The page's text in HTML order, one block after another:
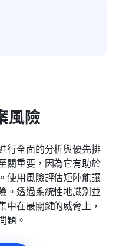
風險
行全面的分析與優先排
關重要，因為它有助於
使用風險評估矩陣能讓
。透過系統性地識別並
中在最關鍵的威脅上，
題。